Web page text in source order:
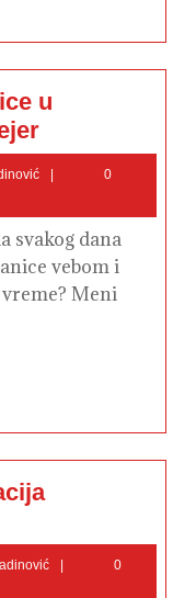
u
Kako
radio
stanice
audio
plejer
0
svakog dana
vebom i
Meni
0